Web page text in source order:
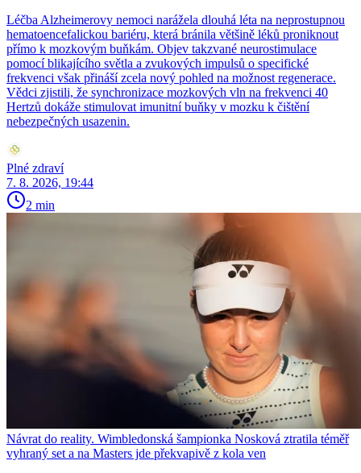
Léčba Alzheimerovy nemoci narážela dlouhá léta na neprostupnou
hematoencefalickou bariéru, která bránila většině léků proniknout
přímo k mozkovým buňkám. Objev takzvané neurostimulace
pomocí blikajícího světla a zvukových impulsů o specifické
frekvenci však přináší zcela nový pohled na možnost regenerace.
Vědci zjistili, že synchronizace mozkových vln na frekvenci 40
Hertzů dokáže stimulovat imunitní buňky v mozku k čištění
nebezpečných usazenin.
Plné zdraví
7. 8. 2026, 19:44
2 min
Návrat do reality. Wimbledonská šampionka Nosková ztratila téměř
vyhraný set a na Masters jde překvapivě z kola ven